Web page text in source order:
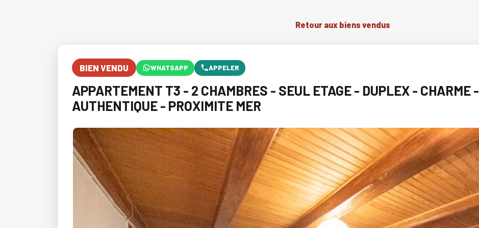
Retour aux biens vendus
BIEN VENDU WHATSAPP APPELER
APPARTEMENT T3 - 2 CHAMBRES - SEUL ETAGE - DUPLEX - CHARME -
AUTHENTIQUE - PROXIMITE MER